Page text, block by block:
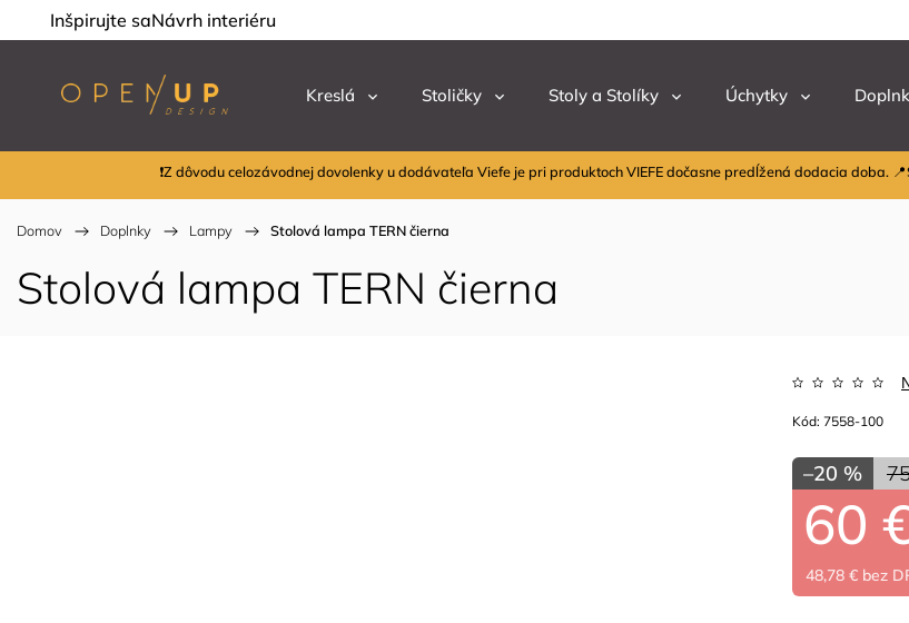
Inšpirujte saNávrh interiéru
Kreslá Stoličky Stoly a Stolíky Úchytky
❗Z dôvodu celozávodnej dovolenky u dodávateľa Viefe je pri produktoch VIEFE dočasne predĺžená dodacia doba.
Domov / Doplnky / Lampy / Stolová lampa TERN čierna
Stolová lampa TERN čierna
–20 %
60
48,78 € bez
Kód: 7558-100